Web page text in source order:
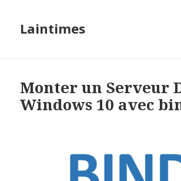
Laintimes
Monter un Serveur
Windows 10 avec